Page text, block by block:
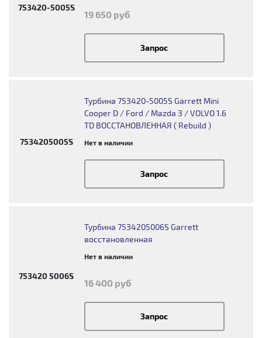
753420-5005S
19 650 руб
Запрос
7534205005S
Турбина 753420-5005S Garrett Mini
Cooper D / Ford / Mazda 3 / VOLVO 1.6
TD ВОССТАНОВЛЕННАЯ ( Rebuild )
Нет в наличии
Запрос
753420 5006S
Турбина 7534205006S Garrett
восстановленная
Нет в наличии
16 400 руб
Запрос